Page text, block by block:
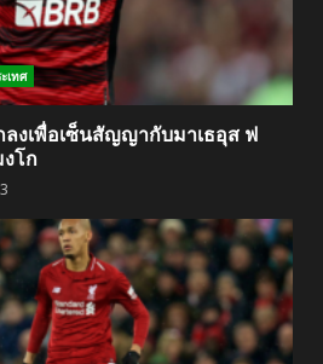
เทศ
งเพื่อเซ็นสัญญากับมาเธอุส ฟ
โก